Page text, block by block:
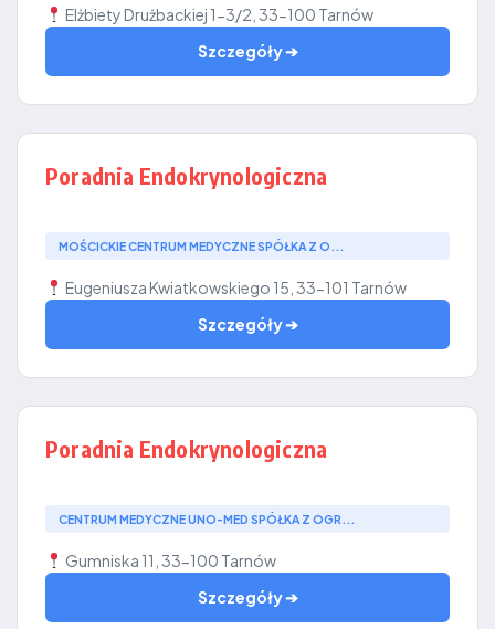
Elżbiety Drużbackiej 1-3/2, 33-100 Tarnów
Szczegóły ➔
Poradnia Endokrynologiczna
MOŚCICKIE CENTRUM MEDYCZNE SPÓŁKA Z O...
Eugeniusza Kwiatkowskiego 15, 33-101 Tarnów
Szczegóły ➔
Poradnia Endokrynologiczna
CENTRUM MEDYCZNE UNO-MED SPÓŁKA Z OGR...
Gumniska 11, 33-100 Tarnów
Szczegóły ➔